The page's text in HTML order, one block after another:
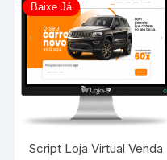
Baixe Já
Script Loja Virtual Venda